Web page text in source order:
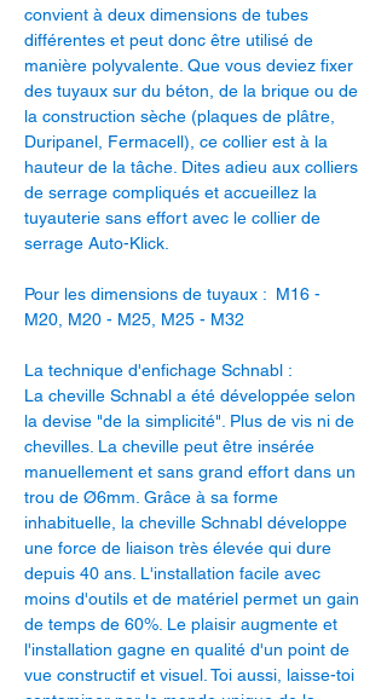
convient à deux dimensions de tubes
différentes et peut donc être utilisé de
manière polyvalente. Que vous deviez fixer
des tuyaux sur du béton, de la brique ou de
la construction sèche (plaques de plâtre,
Duripanel, Fermacell), ce collier est à la
hauteur de la tâche. Dites adieu aux colliers
de serrage compliqués et accueillez la
tuyauterie sans effort avec le collier de
serrage Auto-Klick.
Pour les dimensions de tuyaux : M16 -
M20, M20 - M25, M25 - M32
La technique d'enfichage Schnabl :
La cheville Schnabl a été développée selon
la devise "de la simplicité". Plus de vis ni de
chevilles. La cheville peut être insérée
manuellement et sans grand effort dans un
trou de Ø6mm. Grâce à sa forme
inhabituelle, la cheville Schnabl développe
une force de liaison très élevée qui dure
depuis 40 ans. L'installation facile avec
moins d'outils et de matériel permet un gain
de temps de 60%. Le plaisir augmente et
l'installation gagne en qualité d'un point de
vue constructif et visuel. Toi aussi, laisse-toi